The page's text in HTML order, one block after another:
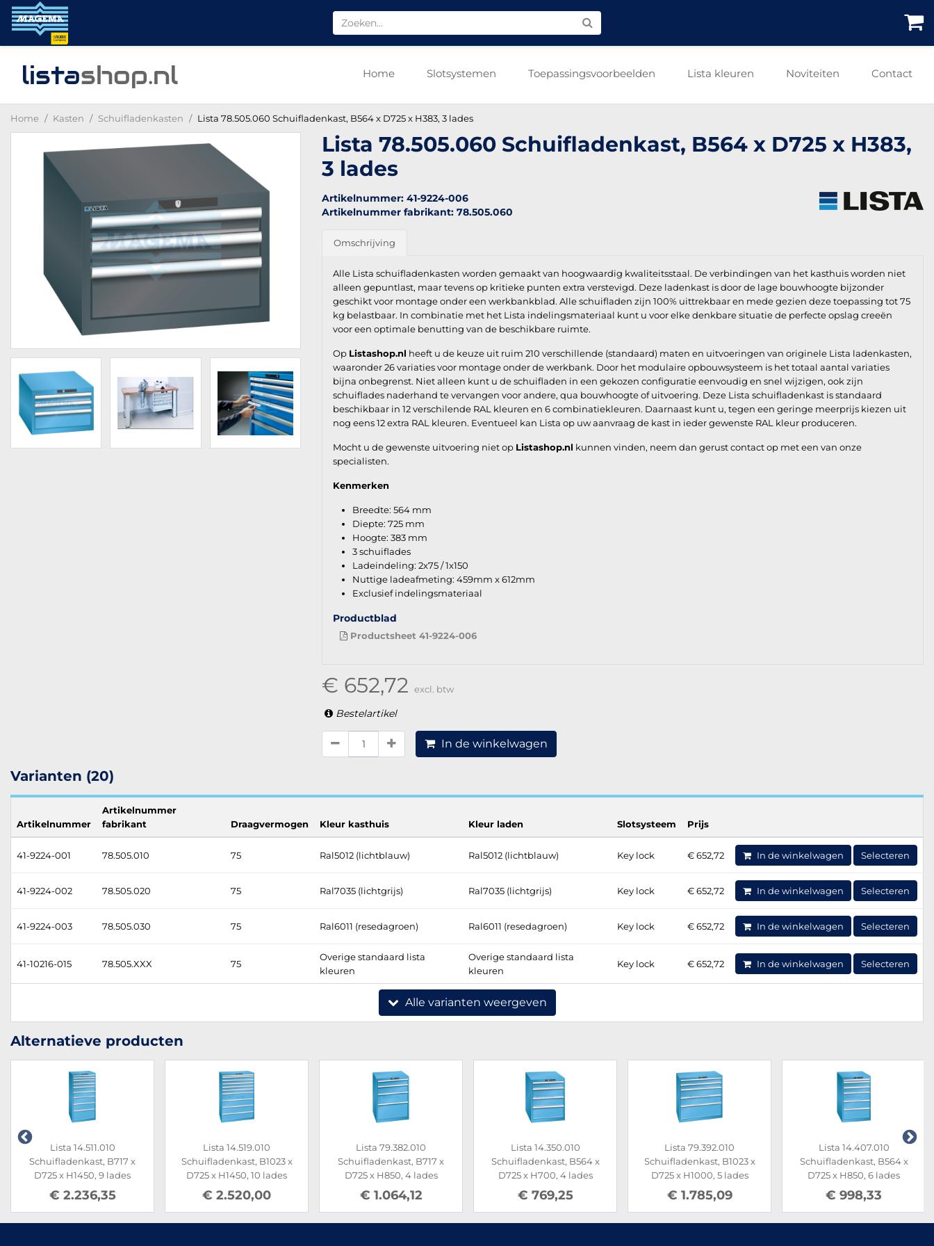
listashop.nl Home Slotsystemen Toepassingsvoorbeelden Lista kleuren Noviteiten Contact
Home Kasten Schuifladenkasten Lista 78.505.060 Schuifladenkast, B564 x D725 x H383, 3 lades
Lista 78.505.060 Schuifladenkast, B564 x D725 x H383,
3 lades
Artikelnummer: 41-9224-006
Artikelnummer fabrikant: 78.505.060
Omschrijving
Alle Lista schuifladenkasten worden gemaakt van hoogwaardig kwaliteitsstaal. De verbindingen van het kasthuis worden niet
alleen gepuntlast, maar tevens op kritieke punten extra verstevigd. Deze ladenkast is door de lage bouwhoogte bijzonder
geschikt voor montage onder een werkbankblad. Alle schuifladen zijn 100% uittrekbaar en mede gezien deze toepassing tot 75
kg belastbaar. In combinatie met het Lista indelingsmateriaal kunt u voor elke denkbare situatie de perfecte opslag creeën
voor een optimale benutting van de beschikbare ruimte.
Op Listashop.nl heeft u de keuze uit ruim 210 verschillende (standaard) maten en uitvoeringen van originele Lista ladenkasten,
waaronder 26 variaties voor montage onder de werkbank. Door het modulaire opbouwsysteem is het totaal aantal variaties
bijna onbegrenst. Niet alleen kunt u de schuifladen in een gekozen configuratie eenvoudig en snel wijzigen, ook zijn
schuiflades naderhand te vervangen voor andere, qua bouwhoogte of uitvoering. Deze Lista schuifladenkast is standaard
beschikbaar in 12 verschilende RAL kleuren en 6 combinatiekleuren. Daarnaast kunt u, tegen een geringe meerprijs kiezen uit
nog eens 12 extra RAL kleuren. Eventueel kan Lista op uw aanvraag de kast in ieder gewenste RAL kleur produceren.
Mocht u de gewenste uitvoering niet op Listashop.nl kunnen vinden, neem dan gerust contact op met een van onze
specialisten.
Kenmerken
Breedte: 564 mm
Diepte: 725 mm
Hoogte: 383 mm
3 schuiflades
Ladeindeling: 2x75 / 1x150
Nuttige ladeafmeting: 459mm x 612mm
Exclusief indelingsmateriaal
Productblad
Productsheet 41-9224-006
€ 652,72 excl. btw
Bestelartikel
In de winkelwagen
Varianten (20)
Artikelnummer
Artikelnummer
fabrikant
Draagvermogen Kleur kasthuis Kleur laden Slotsysteem Prijs
41-9224-001 78.505.010 75 Ral5012 (lichtblauw) Ral5012 (lichtblauw) Key lock € 652,72 In de winkelwagen Selecteren
41-9224-002 78.505.020 75 Ral7035 (lichtgrijs) Ral7035 (lichtgrijs) Key lock € 652,72 In de winkelwagen Selecteren
41-9224-003 78.505.030 75 Ral6011 (resedagroen) Ral6011 (resedagroen) Key lock € 652,72 In de winkelwagen Selecteren
41-10216-015 78.505.XXX 75
Overige standaard lista
kleuren
Overige standaard lista
kleuren
Key lock € 652,72 In de winkelwagen Selecteren
Alle varianten weergeven
Alternatieve producten
Lista 14.511.010
Schuifladenkast, B717 x
D725 x H1450, 9 lades
€ 2.236,35
Lista 14.519.010
Schuifladenkast, B1023 x
D725 x H1450, 10 lades
€ 2.520,00
Lista 79.382.010
Schuifladenkast, B717 x
D725 x H850, 4 lades
€ 1.064,12
Lista 14.350.010
Schuifladenkast, B564 x
D725 x H700, 4 lades
€ 769,25
Lista 79.392.010
Schuifladenkast, B1023 x
D725 x H1000, 5 lades
€ 1.785,09
Lista 14.407.010
Schuifladenkast, B564 x
D725 x H850, 6 lades
€ 998,33